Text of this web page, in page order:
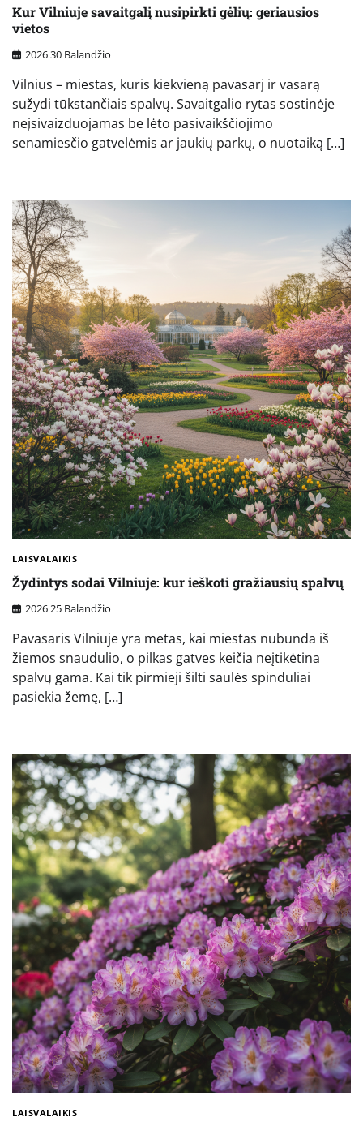
Kur Vilniuje savaitgalį nusipirkti gėlių: geriausios
vietos
2026 30 Balandžio
Vilnius – miestas, kuris kiekvieną pavasarį ir vasarą
sužydi tūkstančiais spalvų. Savaitgalio rytas sostinėje
neįsivaizduojamas be lėto pasivaikščiojimo
senamiesčio gatvelėmis ar jaukių parkų, o nuotaiką […]
LAISVALAIKIS
Žydintys sodai Vilniuje: kur ieškoti gražiausių spalvų
2026 25 Balandžio
Pavasaris Vilniuje yra metas, kai miestas nubunda iš
žiemos snaudulio, o pilkas gatves keičia neįtikėtina
spalvų gama. Kai tik pirmieji šilti saulės spinduliai
pasiekia žemę, […]
LAISVALAIKIS